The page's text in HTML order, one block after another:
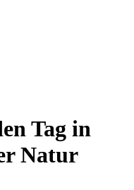
Tag in
Natur